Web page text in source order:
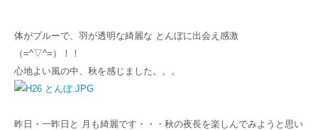
体がブルーで、羽が透明な綺麗な とんぼに出会え感激
（=^▽^=）！！
心地よい風の中、秋を感じました。。。
昨日・一昨日と 月も綺麗です・・・秋の夜長を楽しんでみようと思い